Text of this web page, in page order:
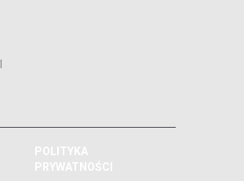
POLITYKA
PRYWATNOŚCI